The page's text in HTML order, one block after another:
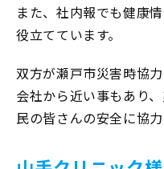
また、社内報でも健康
役立てています。
双方が瀬戸市災害時協
会社から近い事もあり
民の皆さんの安全に協力